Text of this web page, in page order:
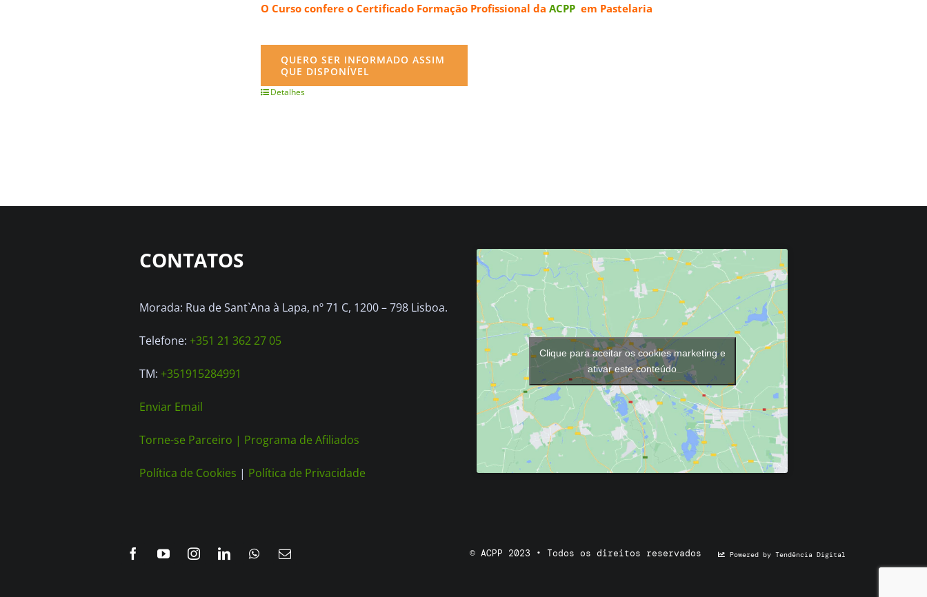
O Curso confere o Certificado Formação Profissional da ACPPem Pastelaria
QUERO SER INFORMADO ASSIM
QUE DISPONÍVEL
Detalhes
CONTATOS
Morada: Rua de Sant`Ana à Lapa, nº 71 C, 1200 – 798 Lisboa.
Telefone: +351 21 362 27 05
TM: +351915284991
Enviar Email
Torne-se Parceiro | Programa de Afiliados
Política de Cookies | Política de Privacidade
Clique para aceitar os cookies marketing e
ativar este conteúdo
© ACPP 2023 • Todos os direitos reservados Powered by Tendência Digital